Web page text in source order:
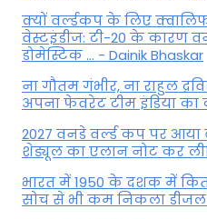
क्यों वर्ल्डकप के लिए
वेस्टइंडीज: टी-20 के कारण
डोमेस्टिक ... - Dainik Bhaskar
ना गौतम गंभीर, ना राहुल
अपना फेवरेट टीम इंड‍िया का
2027 वनडे वर्ल्ड कप पर आया
शेड्यूल का एलान नोट कर
भारत में 1950 के दशक में
सोच से भी कम निकला डीजल